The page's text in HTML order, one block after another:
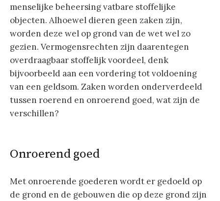
menselijke beheersing vatbare stoffelijke
objecten. Alhoewel dieren geen zaken zijn,
worden deze wel op grond van de wet wel zo
gezien. Vermogensrechten zijn daarentegen
overdraagbaar stoffelijk voordeel, denk
bijvoorbeeld aan een vordering tot voldoening
van een geldsom. Zaken worden onderverdeeld
tussen roerend en onroerend goed, wat zijn de
verschillen?
Onroerend goed
Met onroerende goederen wordt er gedoeld op
de grond en de gebouwen die op deze grond zijn